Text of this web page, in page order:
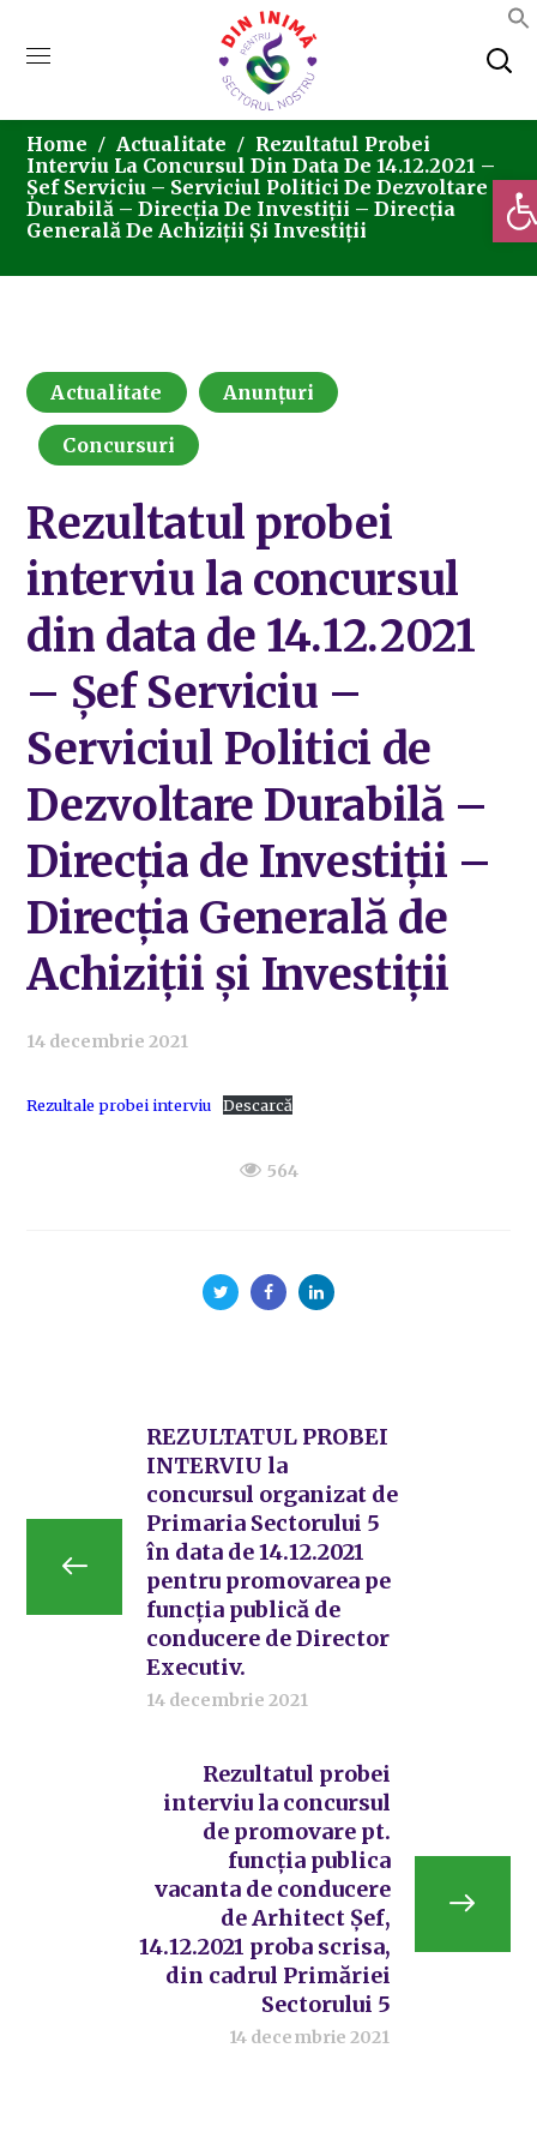
Home Actualitate
Rezultatul Probei
Interviu La Concursul Din Data De 14.12.2021 –
Șef Serviciu – Serviciul Politici De Dezvoltare
Durabilă – Direcția De Investiții – Direcția
Generală De Achiziții Și Investiții
Actualitate Anunțuri
Concursuri
Rezultatul probei
interviu la concursul
din data de 14.12.2021
– Șef Serviciu –
Serviciul Politici de
Dezvoltare Durabilă –
Direcția de Investiții –
Direcția Generală de
Achiziții și Investiții
14 decembrie 2021
Rezultale probei interviu Descarcă
564
REZULTATUL PROBEI
INTERVIU la
concursul organizat de
Primaria Sectorului 5
în data de 14.12.2021
pentru promovarea pe
funcția publică de
conducere de Director
Executiv.
14 decembrie 2021
Rezultatul probei
interviu la concursul
de promovare pt.
funcția publica
vacanta de conducere
de Arhitect Șef,
14.12.2021 proba scrisa,
din cadrul Primăriei
Sectorului 5
14 decembrie 2021